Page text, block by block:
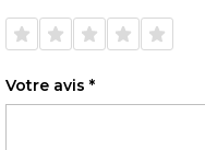
1 étoile
sur 5
2 étoiles
sur 5
3 étoiles
sur 5
4 étoiles
sur 5
5 étoiles
sur 5
Votre avis *